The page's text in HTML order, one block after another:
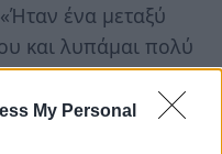
My Personal
ένα μεταξύ
και λυπάμαι πολύ
πρόθεσή μου να
προσέβαλα ή
το δάκτυλο”